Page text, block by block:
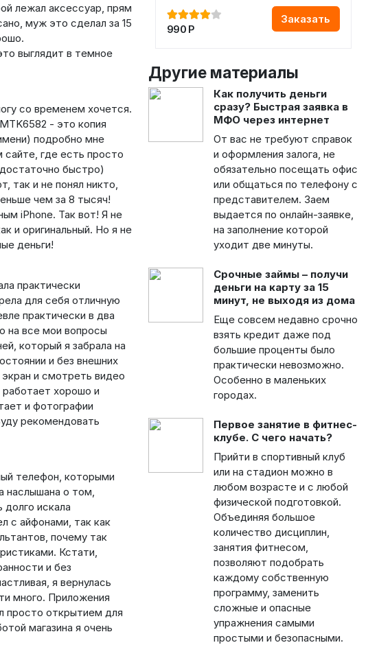
лежал аксессуар, прям
муж это сделал за 15
выглядит в темное
со временем хочется.
- это копия
подробно мне
сайте, где есть просто
быстро)
так и не понял никто,
чем за 8 тысяч!
iPhone. Так вот! Я не
и оригинальный. Но я не
деньги!
практически
для себя отличную
практически в два
на все мои вопросы
который я забрала на
и без внешних
и смотреть видео
хорошо и
и фотографии
рекомендовать
телефон, которыми
наслышана о том,
искала
с айфонами, так как
почему так
Кстати,
и без
я вернулась
много. Приложения
просто открытием для
магазина я очень
Заказать
990 Р
Другие материалы
Как получить деньги
сразу? Быстрая заявка в
МФО через интернет
От вас не требуют справок
и оформления залога, не
обязательно посещать офис
или общаться по телефону с
представителем. Заем
выдается по онлайн-заявке,
на заполнение которой
уходит две минуты.
Срочные займы – получи
деньги на карту за 15
минут, не выходя из дома
Еще совсем недавно срочно
взять кредит даже под
большие проценты было
практически невозможно.
Особенно в маленьких
городах.
Первое занятие в фитнес-
клубе. С чего начать?
Прийти в спортивный клуб
или на стадион можно в
любом возрасте и с любой
физической подготовкой.
Объединяя большое
количество дисциплин,
занятия фитнесом,
позволяют подобрать
каждому собственную
программу, заменить
сложные и опасные
упражнения самыми
простыми и безопасными.